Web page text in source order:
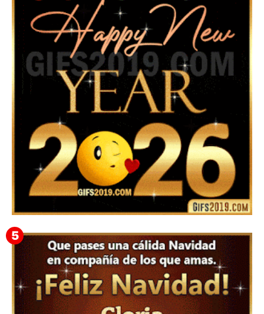
Feliz Año Nuevo 2024: Mensajes, Frases, Imágenes
GIF para Compartir en WhatsApp, Telegram e
Instagram